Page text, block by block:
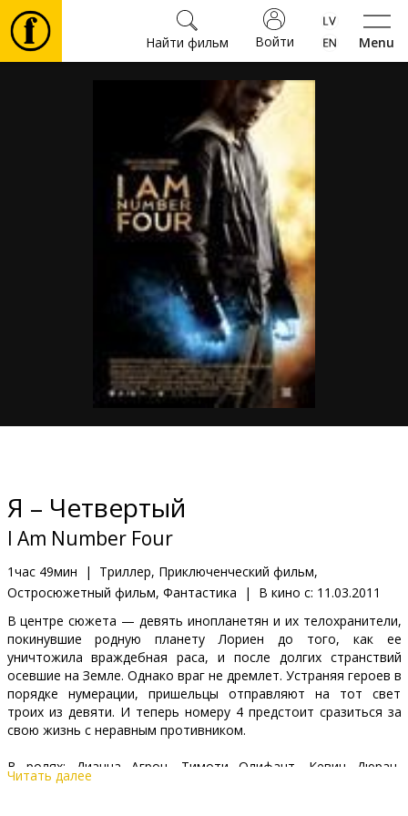
Menu
Войти
Найти фильм
Культура
Подарки
Клуб
Я – Четвертый
I Am Number Four
1час 49мин |
Триллер, Приключенческий фильм,
Остросюжетный фильм, Фантастика
| В кино с: 11.03.2011
В центре сюжета — девять инопланетян и их телохранители,
покинувшие родную планету Лориен до того, как ее
уничтожила враждебная раса, и после долгих странствий
осевшие на Земле. Однако враг не дремлет. Устраняя героев в
порядке нумерации, пришельцы отправляют на тот свет
троих из девяти. И теперь номеру 4 предстоит сразиться за
свою жизнь с неравным противником.
В ролях: Дианна Агрон, Тимоти Олифант, Кевин Дюран,
Тереза Палмер, Алекс Петтифер, Джэйк Абель, Каллэн
Читать далее